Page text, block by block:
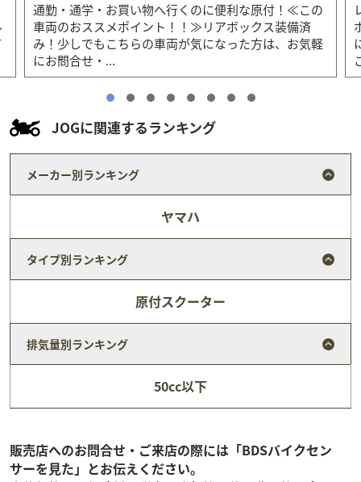
レトロモダンなスタイリング！≪この車両のおすすめ
ポイント！！≫扱いやすい出力特性は初めてのバイク
におすすめです！おしゃれなマットカラー！少しでも
こちらの車...
スズキ
19
通勤・通学・お買い物へ行くのに便利な原付！≪この車両
のおススメポイント！！≫リアボックス装備済み！少しで
JOGに関連するランキング
メーカー別ランキング
ヤマハ
タイプ別ランキング
原付スクーター
排気量別ランキング
50cc以下
販売店へのお問合せ・ご来店の際には「BDSバイクセン
サーを見た」とお伝えください。